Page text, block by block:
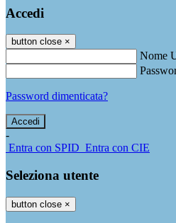
Accedi
button close ×
Nome
Password dimenticata?
-
Entra con SPID Entra con CIE
Seleziona utente
button close ×